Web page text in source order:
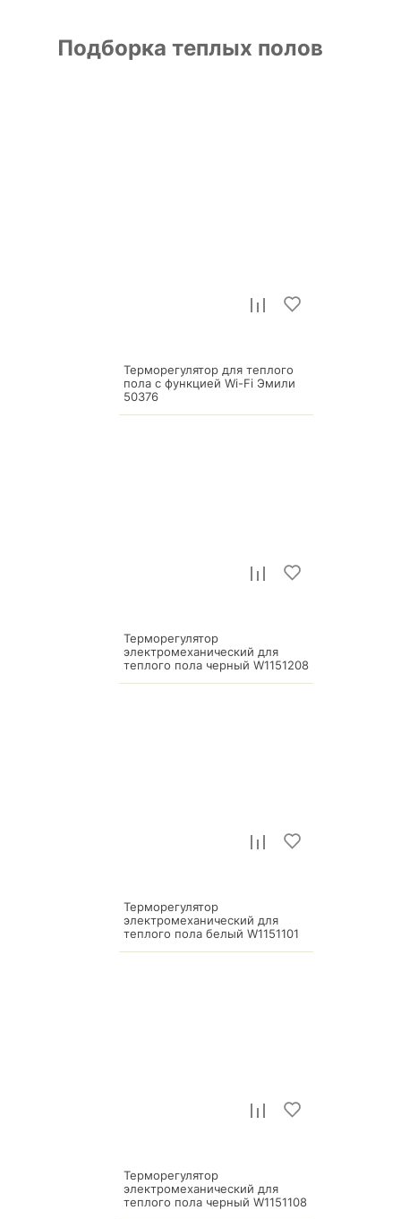
Подборка теплых полов
Терморегулятор для теплого
пола с функцией Wi-Fi Эмили
50376
8 167
Терморегулятор
электромеханический для
теплого пола черный W1151208
25 400 р.
Терморегулятор
электромеханический для
теплого пола белый W1151101
13 300 р.
Терморегулятор
электромеханический для
теплого пола черный W1151108
17 400 р.